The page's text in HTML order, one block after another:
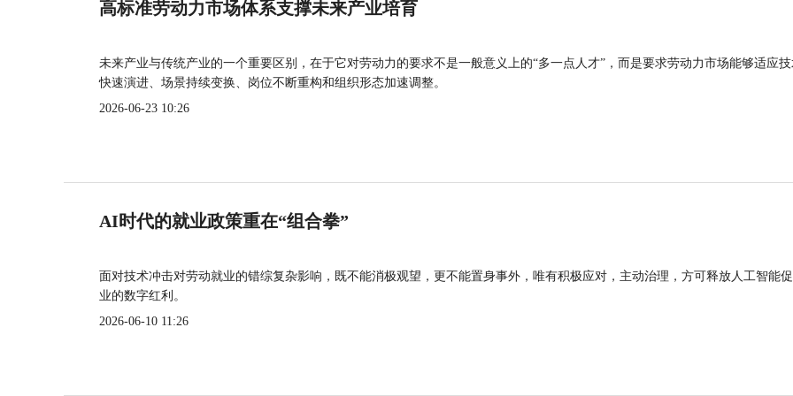
高标准劳动力市场体系支撑未来产业培育
未来产业与传统产业的一个重要区别，在于它对劳动力的要求不是一般意义上的“多一点人才”，而是要求劳动力市场能够适应
快速演进、场景持续变换、岗位不断重构和组织形态加速调整。
2026-06-23 10:26
AI时代的就业政策重在“组合拳”
面对技术冲击对劳动就业的错综复杂影响，既不能消极观望，更不能置身事外，唯有积极应对，主动治理，方可释放人工智能
业的数字红利。
2026-06-10 11:26